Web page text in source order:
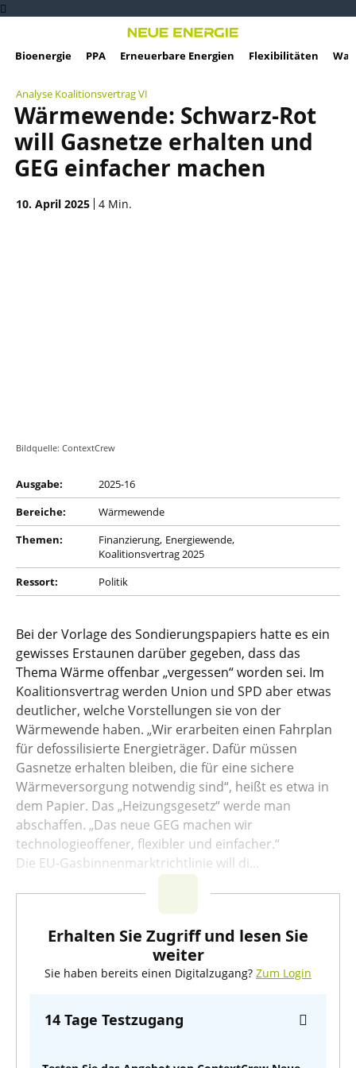
Bioenergie PPA Erneuerbare Energien Flexibilitäten
Analyse Koalitionsvertrag VI
Wärmewende: Schwarz-Rot
will Gasnetze erhalten und
GEG einfacher machen
10. April 2025 4 Min.
Bildquelle: ContextCrew
Ausgabe:
2025-16
Bereiche:
Wärmewende
Themen:
Finanzierung Energiewende
Koalitionsvertrag 2025
Ressort:
Politik
Bei der Vorlage des Sondierungspapiers hatte es ein
gewisses Erstaunen darüber gegeben, dass das
Thema Wärme offenbar „vergessen“ worden sei. Im
Koalitionsvertrag werden Union und SPD aber etwas
deutlicher, welche Vorstellungen sie von der
Wärmewende haben. „Wir erarbeiten einen Fahrplan
für defossilisierte Energieträger. Dafür müssen
Gasnetze erhalten bleiben, die für eine sichere
Wärmeversorgung notwendig sind“, heißt es etwa in
dem Papier. Das „Heizungsgesetz“ werde man
abschaffen. „Das neue GEG machen wir
technologieoffener, flexibler und einfacher.“
Die EU-Gasbinnenmarktrichtlinie will di...
Erhalten Sie Zugriff und lesen Sie
weiter
Sie haben bereits einen Digitalzugang? Zum Login
14 Tage Testzugang